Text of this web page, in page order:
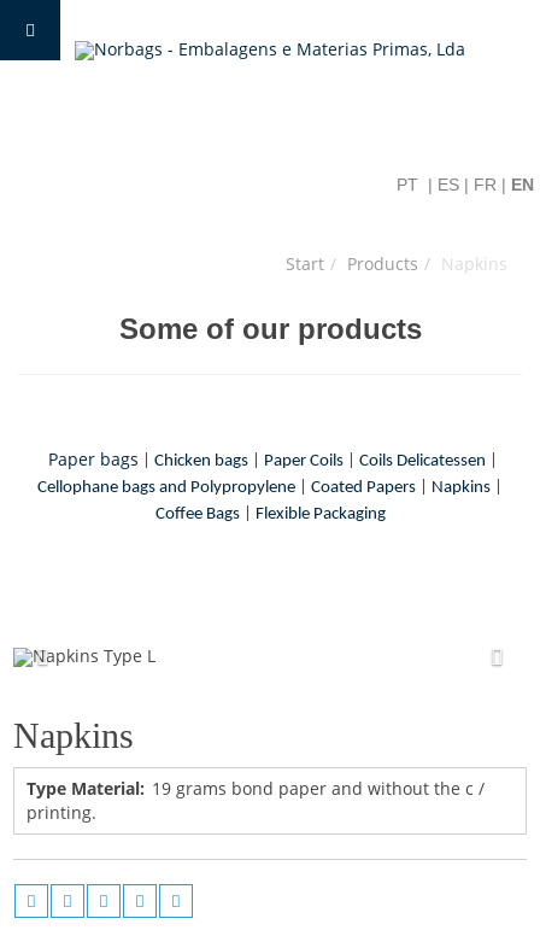
PT | ES | FR | EN
Start Products Napkins
Some of our products
Paper bags Chicken bags Paper Coils| Coils Delicatessen
Cellophane bags and Polypropylene
Coated Papers Napkins
Coffee Bags| Flexible Packaging
Napkins
Type Material: 19 grams bond paper and without the c /
printing.